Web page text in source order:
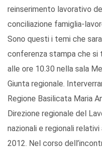
reinserimento lavorativo
conciliazione famiglia-
Sono questi i temi che
conferenza stampa che si
alle ore 10.30 nella sala
Giunta regionale.
Regione Basilicata Maria
Direzione regionale del
nazionali e regionali
2012. Nel corso